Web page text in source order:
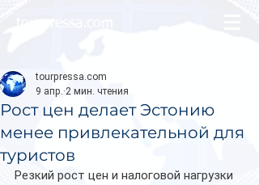
Рост цен делает Эстонию
менее привлекательной для
туристов
tourpressa.com
9 апр. 2 мин. чтения
Резкий рост цен и налоговой нагрузки